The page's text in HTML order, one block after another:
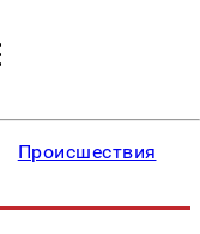
Происшествия